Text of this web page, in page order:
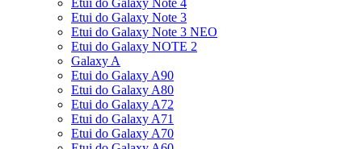
Etui do Galaxy Note 4
Etui do Galaxy Note 3
Etui do Galaxy Note 3 NEO
Etui do Galaxy NOTE 2
Galaxy A
Etui do Galaxy A90
Etui do Galaxy A80
Etui do Galaxy A72
Etui do Galaxy A71
Etui do Galaxy A70